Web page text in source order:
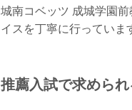
城南コベッツ 成城学園
イスを丁寧に行っていま
推薦入試で求められ